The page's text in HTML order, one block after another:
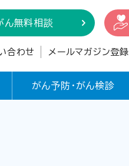
ん無料相談
合わせ メールマガジン登録
がん予防・がん検診